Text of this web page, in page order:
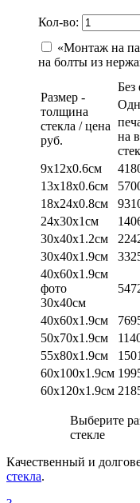
Кол-во:
«Монтаж на
на болты из
Размер -
толщина
стекла / цена
руб.
Без
на
9х12х0.6см
13х18х0.6см
18х24х0.8см
24х30х1см
30х40х1.2см
30х40х1.9см
40х60х1.9см
фото
30х40см
40х60х1.9см
50х70х1.9см
55х80х1.9см
60х100х1.9см
60х120х1.9см
Выберите
стекле
Качественный и
стекла.